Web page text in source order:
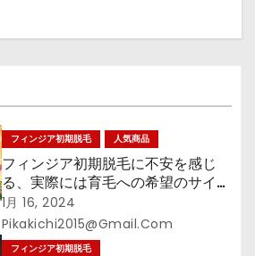
フィンジア初期脱毛 人気商品
フィンジア初期脱毛に不安を感じ
る、実際には育毛への希望のサイ
ン!?
1月 16, 2024
Pikakichi2015@gmail.com
フィンジア初期脱毛